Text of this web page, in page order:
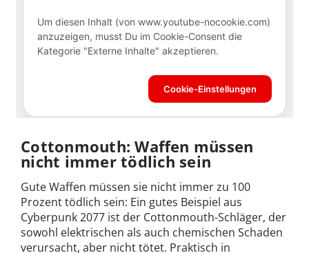
Cottonmouth: Waffen müssen
nicht immer tödlich sein
Gute Waffen müssen sie nicht immer zu 100
Prozent tödlich sein: Ein gutes Beispiel aus
Cyberpunk 2077 ist der Cottonmouth-Schläger, der
sowohl elektrischen als auch chemischen Schaden
verursacht, aber nicht tötet. Praktisch in